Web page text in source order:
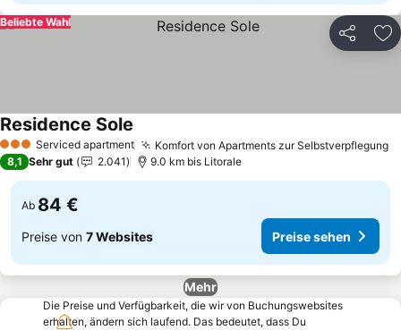
Teilen
Beliebte Wahl
3 SterneServiced apartment Komfort von Apartments zur Selbstverpflegung
Residence Sole
8,1 Sehr gut 2.041 9.0 km bis Litorale
Ab 84 €
Preise von 7 Websites Preise sehen
Mehr
Die Preise und Verfügbarkeit, die wir von Buchungswebsites
erhalten, ändern sich laufend. Das bedeutet, dass Du